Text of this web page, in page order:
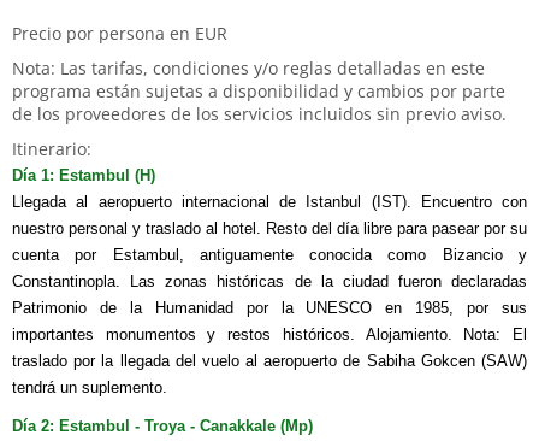
Precio por persona en EUR
Nota: Las tarifas, condiciones y/o reglas detalladas en este
programa están sujetas a disponibilidad y cambios por parte
de los proveedores de los servicios incluidos sin previo aviso.
Itinerario:
Día 1: Estambul (H)
Llegada al aeropuerto internacional de Istanbul (IST). Encuentro con
nuestro personal y traslado al hotel. Resto del día libre para pasear por su
cuenta por Estambul, antiguamente conocida como Bizancio y
Constantinopla. Las zonas históricas de la ciudad fueron declaradas
Patrimonio de la Humanidad por la UNESCO en 1985, por sus
importantes monumentos y restos históricos. Alojamiento. Nota: El
traslado por la llegada del vuelo al aeropuerto de Sabiha Gokcen (SAW)
tendrá un suplemento.
Día 2: Estambul - Troya - Canakkale (Mp)